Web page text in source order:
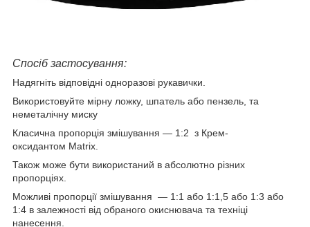
Спосіб застосування:
Надягніть відповідні одноразові рукавички.
Використовуйте мірну ложку, шпатель або пензель, та
неметалічну миску
Класична пропорція змішування ― 1:2 з Крем-
оксидантом Matrix.
Також може бути використаний в абсолютно різних
пропорціях.
Можливі пропорції змішування ― 1:1 або 1:1,5 або 1:3 або
1:4 в залежності від обраного окиснювача та техніці
нанесення.